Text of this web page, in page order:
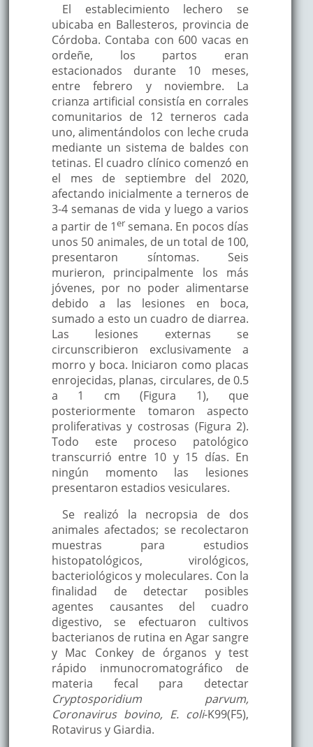
El establecimiento lechero se
ubicaba en Ballesteros, provincia de
Córdoba. Contaba con 600 vacas en
ordeñe, los partos eran
estacionados durante 10 meses,
entre febrero y noviembre. La
crianza artificial consistía en corrales
comunitarios de 12 terneros cada
uno, alimentándolos con leche cruda
mediante un sistema de baldes con
tetinas. El cuadro clínico comenzó en
el mes de septiembre del 2020,
afectando inicialmente a terneros de
3-4 semanas de vida y luego a varios
a partir de 1ersemana. En pocos días
unos 50 animales, de un total de 100,
presentaron síntomas. Seis
murieron, principalmente los más
jóvenes, por no poder alimentarse
debido a las lesiones en boca,
sumado a esto un cuadro de diarrea.
Las lesiones externas se
circunscribieron exclusivamente a
morro y boca. Iniciaron como placas
enrojecidas, planas, circulares, de 0.5
a 1 cm (Figura 1), que
posteriormente tomaron aspecto
proliferativas y costrosas (Figura 2).
Todo este proceso patológico
transcurrió entre 10 y 15 días. En
ningún momento las lesiones
presentaron estadios vesiculares.
Se realizó la necropsia de dos
animales afectados; se recolectaron
muestras para estudios
histopatológicos, virológicos,
bacteriológicos y moleculares. Con la
finalidad de detectar posibles
agentes causantes del cuadro
digestivo, se efectuaron cultivos
bacterianos de rutina en Agar sangre
y Mac Conkey de órganos y test
rápido inmunocromatográfico de
materia fecal para detectar
Cryptosporidium parvum,
Coronavirus bovino, E. coli-K99(F5),
Rotavirus y Giardia.